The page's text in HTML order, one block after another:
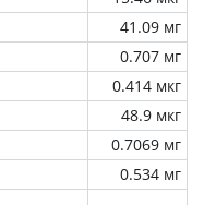
41.09 мг
0.707 мг
0.414 мкг
48.9 мкг
0.7069 мг
0.534 мг